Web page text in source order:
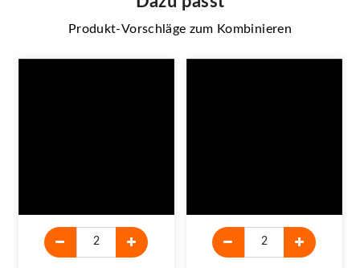
Produkt-Vorschläge zum Kombinieren